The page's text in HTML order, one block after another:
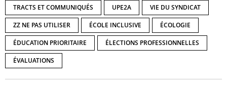
TRACTS ET COMMUNIQUÉS UPE2A VIE DU SYNDICAT
ZZ NE PAS UTILISER ÉCOLE INCLUSIVE ÉCOLOGIE
ÉDUCATION PRIORITAIRE ÉLECTIONS PROFESSIONNELLES
ÉVALUATIONS